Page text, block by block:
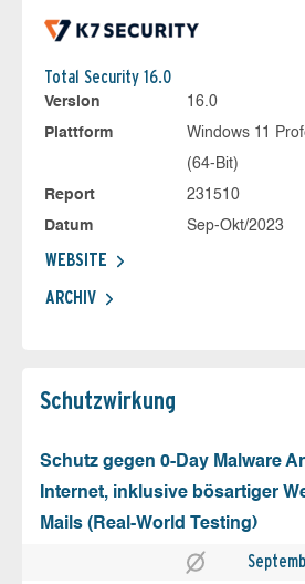
Total Security 16.0
Version
16.0
Plattform
Windows 11
(64-Bit)
Report
231510
Datum
Sep-Okt/2023
WEBSITE
ARCHIV
Schutz­wirkung
Schutz gegen 0-Day Malware
Internet, inklusive bösartiger
Mails (Real-World Testing)